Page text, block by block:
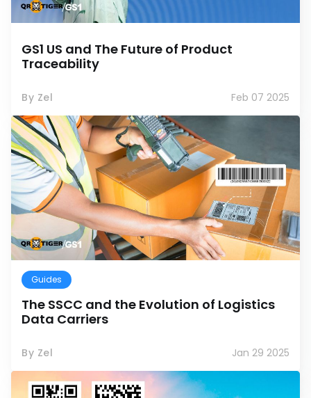
GS1 US and The Future of Product
Traceability
By Zel Feb 07 2025
Guides
The SSCC and the Evolution of Logistics
Data Carriers
By Zel Jan 29 2025